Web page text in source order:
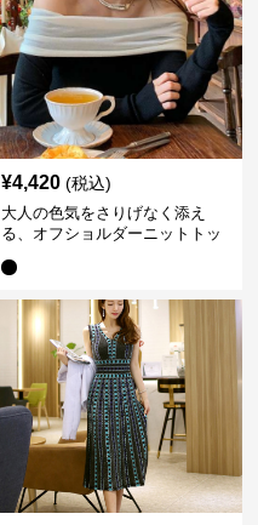
¥4,420 (税込)
大人の色気をさりげなく添え
る、オフショルダーニットトッ